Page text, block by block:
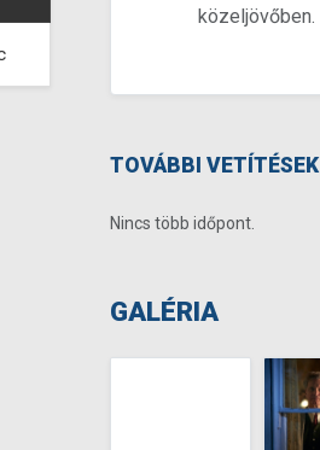
közeljövőben.
TOVÁBBI VETÍTÉSEK
Nincs több időpont.
GALÉRIA